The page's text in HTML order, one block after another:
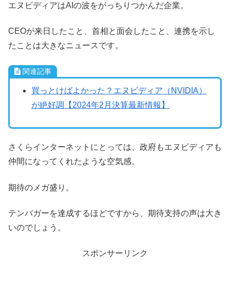
エヌビディアはAIの波をがっちりつかんだ企業。
CEOが来日したこと、首相と面会したこと、連携を示し
たことは大きなニュースです。
関連記事
買っとけばよかった？エヌビディア（NVIDIA）
が絶好調【2024年2月決算最新情報】
さくらインターネットにとっては、政府もエヌビディアも
仲間になってくれたような空気感。
期待のメガ盛り。
テンバガーを達成するほどですから、期待支持の声は大き
いのでしょう。
スポンサーリンク